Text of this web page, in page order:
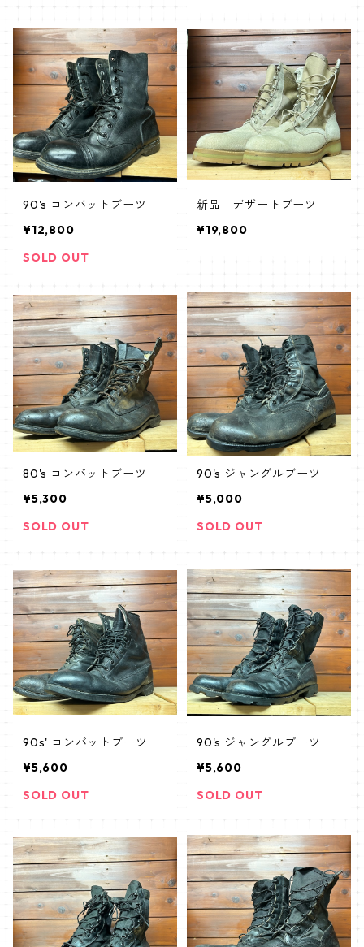
90's コンバットブーツ
¥12,800
SOLD OUT
新品 デザートブーツ
¥19,800
80's コンバットブーツ
¥5,300
SOLD OUT
90's ジャングルブーツ
¥5,000
SOLD OUT
90s' コンバットブーツ
¥5,600
SOLD OUT
90's ジャングルブーツ
¥5,600
SOLD OUT